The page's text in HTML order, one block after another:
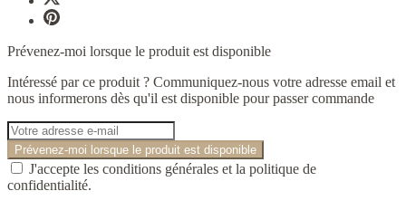
Prévenez-moi lorsque le produit est disponible
Intéressé par ce produit ? Communiquez-nous votre adresse email et
nous informerons dès qu'il est disponible pour passer commande
Prévenez-moi lorsque le produit est disponible
J'accepte les conditions générales et la politique de
confidentialité.